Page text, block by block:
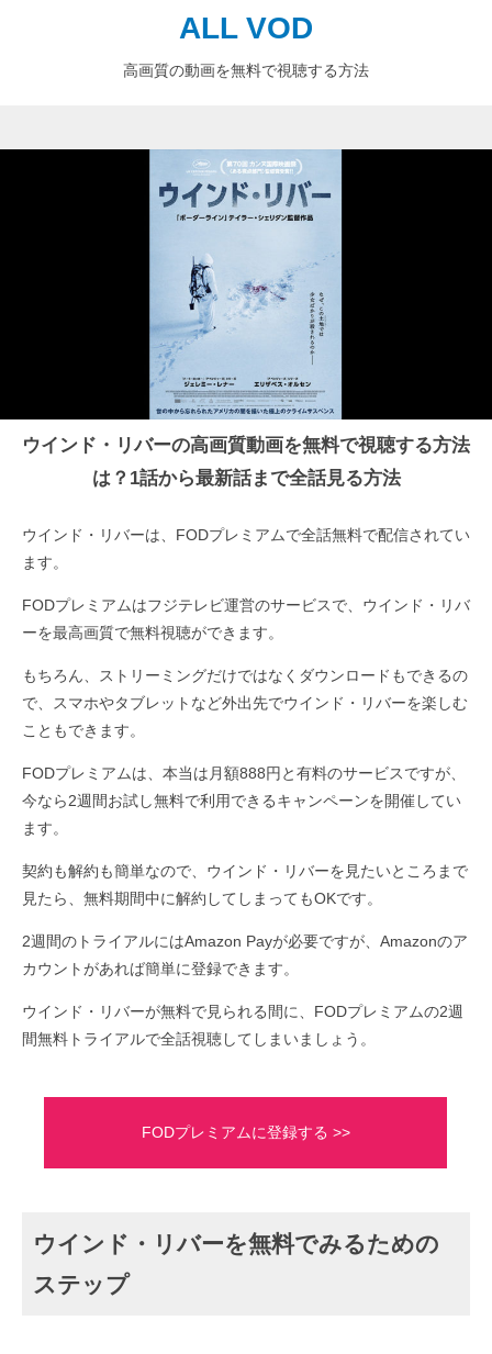
ALL VOD
高画質の動画を無料で視聴する方法
ウインド・リバーの高画質動画を無料で視聴する方法
は？1話から最新話まで全話見る方法
ウインド・リバーは、FODプレミアムで全話無料で配信されてい
ます。
FODプレミアムはフジテレビ運営のサービスで、ウインド・リバ
ーを最高画質で無料視聴ができます。
もちろん、ストリーミングだけではなくダウンロードもできるの
で、スマホやタブレットなど外出先でウインド・リバーを楽しむ
こともできます。
FODプレミアムは、本当は月額888円と有料のサービスですが、
今なら2週間お試し無料で利用できるキャンペーンを開催してい
ます。
契約も解約も簡単なので、ウインド・リバーを見たいところまで
見たら、無料期間中に解約してしまってもOKです。
2週間のトライアルにはAmazon Payが必要ですが、Amazonのア
カウントがあれば簡単に登録できます。
ウインド・リバーが無料で見られる間に、FODプレミアムの2週
間無料トライアルで全話視聴してしまいましょう。
FODプレミアムに登録する >>
ウインド・リバーを無料でみるための
ステップ